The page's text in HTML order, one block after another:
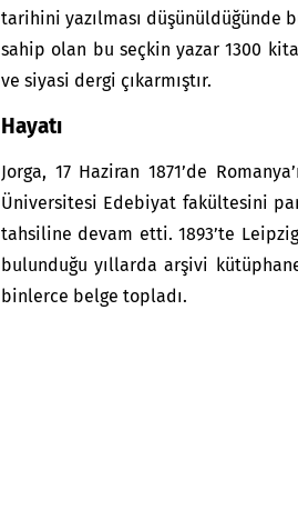
tarihini yazılması düşünüldüğünde
sahip olan bu seçkin yazar 1300
ve siyasi dergi çıkarmıştır.
Hayatı
Jorga, 17 Haziran 1871’de
Üniversitesi Edebiyat fakültesini
tahsiline devam etti. 1893’te
bulunduğu yıllarda arşivi
binlerce belge topladı.